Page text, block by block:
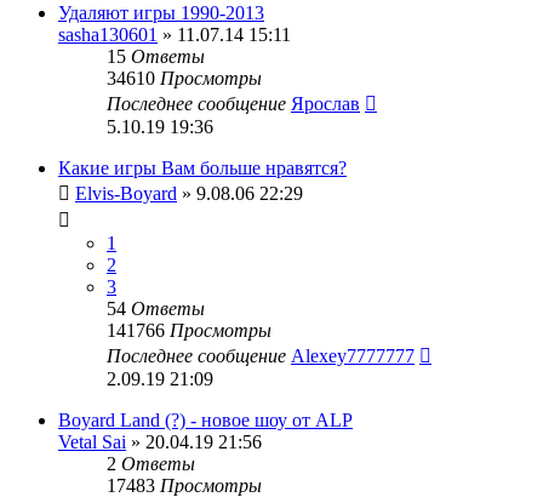
Удаляют игры 1990-2013
sasha130601 » 11.07.14 15:11
15 Ответы
34610 Просмотры
Последнее сообщение Ярослав
5.10.19 19:36
Какие игры Вам больше нравятся?
Elvis-Boyard » 9.08.06 22:29
1
2
3
54 Ответы
141766 Просмотры
Последнее сообщение Alexey7777777
2.09.19 21:09
Boyard Land (?) - новое шоу от ALP
Vetal Sai » 20.04.19 21:56
2 Ответы
17483 Просмотры